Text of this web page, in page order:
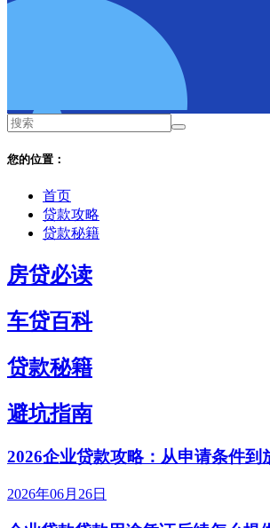
您的位置：
首页
贷款攻略
贷款秘籍
房贷必读
车贷百科
贷款秘籍
避坑指南
2026企业贷款攻略：从申请条件
2026年06月26日